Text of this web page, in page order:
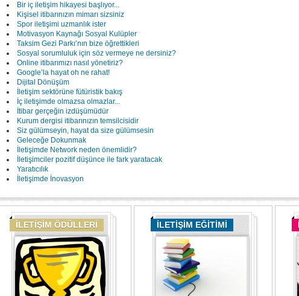
Bir iç iletişim hikayesi başlıyor...
Kişisel itibarınızın mimarı sizsiniz
Spor iletişimi uzmanlık ister
Motivasyon Kaynağı Sosyal Kulüpler
Taksim Gezi Parkı’nın bize öğrettikleri
Sosyal sorumluluk için söz vermeye ne dersiniz?
Online itibarımızı nasıl yönetiriz?
Google’la hayat oh ne rahat!
Dijital Dönüşüm
İletişim sektörüne fütüristik bakış
İç iletişimde olmazsa olmazlar...
İtibar gerçeğin izdüşümüdür
Kurum dergisi itibarınızın temsilcisidir
Siz gülümseyin, hayat da size gülümsesin
Geleceğe Dokunmak
İletişimde Network neden önemlidir?
İletişimciler pozitif düşünce ile fark yaratacak
Yaratıcılık
İletişimde İnovasyon
İLETİŞİM ÖDÜLLERİ İLETİŞİM EĞİTİMİ